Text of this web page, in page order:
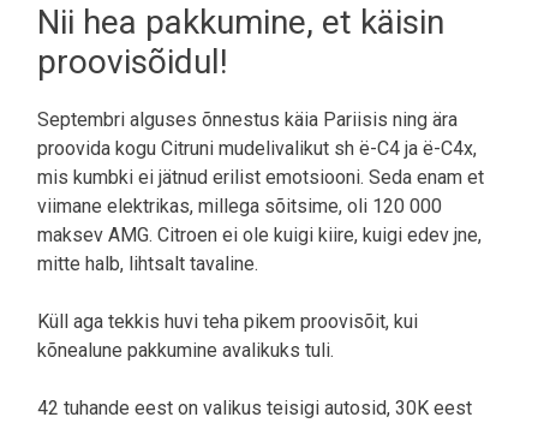
Nii hea pakkumine, et käisin
proovisõidul!
Septembri alguses õnnestus käia Pariisis ning ära
proovida kogu Citruni mudelivalikut sh ë-C4 ja ë-C4x,
mis kumbki ei jätnud erilist emotsiooni. Seda enam et
viimane elektrikas, millega sõitsime, oli 120 000
maksev AMG. Citroen ei ole kuigi kiire, kuigi edev jne,
mitte halb, lihtsalt tavaline.
Küll aga tekkis huvi teha pikem proovisõit, kui
kõnealune pakkumine avalikuks tuli.
42 tuhande eest on valikus teisigi autosid, 30K eest